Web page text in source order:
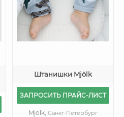
Штанишки Mjölk
ЗАПРОСИТЬ ПРАЙС-ЛИСТ
Mjolk,Санкт-Петербург